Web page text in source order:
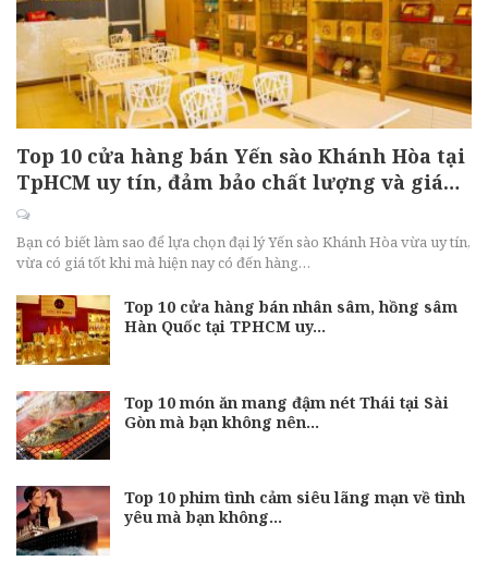
Top 10 cửa hàng bán Yến sào Khánh Hòa tại
TpHCM uy tín, đảm bảo chất lượng và giá…
Bạn có biết làm sao để lựa chọn đại lý Yến sào Khánh Hòa vừa uy tín,
vừa có giá tốt khi mà hiện nay có đến hàng…
Top 10 cửa hàng bán nhân sâm, hồng sâm
Hàn Quốc tại TPHCM uy…
Top 10 món ăn mang đậm nét Thái tại Sài
Gòn mà bạn không nên…
Top 10 phim tình cảm siêu lãng mạn về tình
yêu mà bạn không…